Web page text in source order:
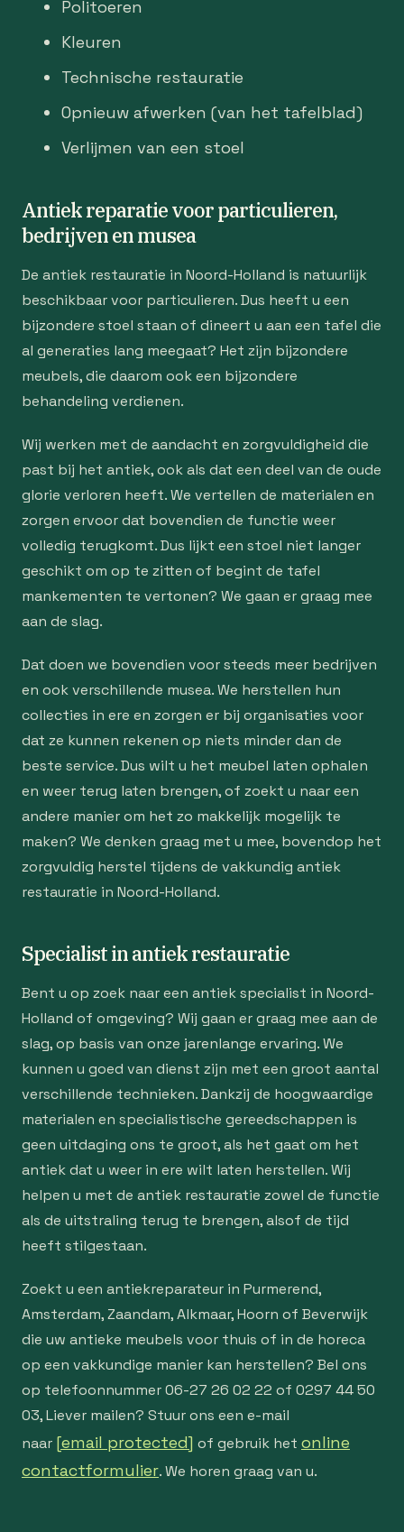
Politoeren
Kleuren
Technische restauratie
Opnieuw afwerken (van het tafelblad)
Verlijmen van een stoel
Antiek reparatie voor particulieren,
bedrijven en musea
De antiek restauratie in Noord-Holland is natuurlijk
beschikbaar voor particulieren. Dus heeft u een
bijzondere stoel staan of dineert u aan een tafel die
al generaties lang meegaat? Het zijn bijzondere
meubels, die daarom ook een bijzondere
behandeling verdienen.
Wij werken met de aandacht en zorgvuldigheid die
past bij het antiek, ook als dat een deel van de oude
glorie verloren heeft. We vertellen de materialen en
zorgen ervoor dat bovendien de functie weer
volledig terugkomt. Dus lijkt een stoel niet langer
geschikt om op te zitten of begint de tafel
mankementen te vertonen? We gaan er graag mee
aan de slag.
Dat doen we bovendien voor steeds meer bedrijven
en ook verschillende musea. We herstellen hun
collecties in ere en zorgen er bij organisaties voor
dat ze kunnen rekenen op niets minder dan de
beste service. Dus wilt u het meubel laten ophalen
en weer terug laten brengen, of zoekt u naar een
andere manier om het zo makkelijk mogelijk te
maken? We denken graag met u mee, bovendop het
zorgvuldig herstel tijdens de vakkundig antiek
restauratie in Noord-Holland.
Specialist in antiek restauratie
Bent u op zoek naar een antiek specialist in Noord-
Holland of omgeving? Wij gaan er graag mee aan de
slag, op basis van onze jarenlange ervaring. We
kunnen u goed van dienst zijn met een groot aantal
verschillende technieken. Dankzij de hoogwaardige
materialen en specialistische gereedschappen is
geen uitdaging ons te groot, als het gaat om het
antiek dat u weer in ere wilt laten herstellen. Wij
helpen u met de antiek restauratie zowel de functie
als de uitstraling terug te brengen, alsof de tijd
heeft stilgestaan.
Zoekt u een antiekreparateur in Purmerend,
Amsterdam, Zaandam, Alkmaar, Hoorn of Beverwijk
die uw antieke meubels voor thuis of in de horeca
op een vakkundige manier kan herstellen? Bel ons
op telefoonnummer 06-27 26 02 22 of 0297 44 50
03, Liever mailen? Stuur ons een e-mail
naar [email protected] of gebruik het online
contactformulier. We horen graag van u.